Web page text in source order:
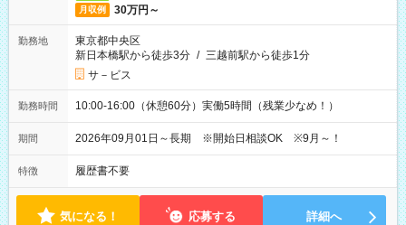
月収例 30万円～
勤務地
東京都中央区
新日本橋駅から徒歩3分 / 三越前駅から徒歩1分
サ－ビス
勤務時間 10:00-16:00（休憩60分）実働5時間（残業少なめ！）
期間 2026年09月01日～長期 ※開始日相談OK ※9月～！
特徴 履歴書不要
気になる！ 応募する 詳細へ